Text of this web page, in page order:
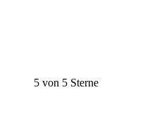
5 von 5 Sterne